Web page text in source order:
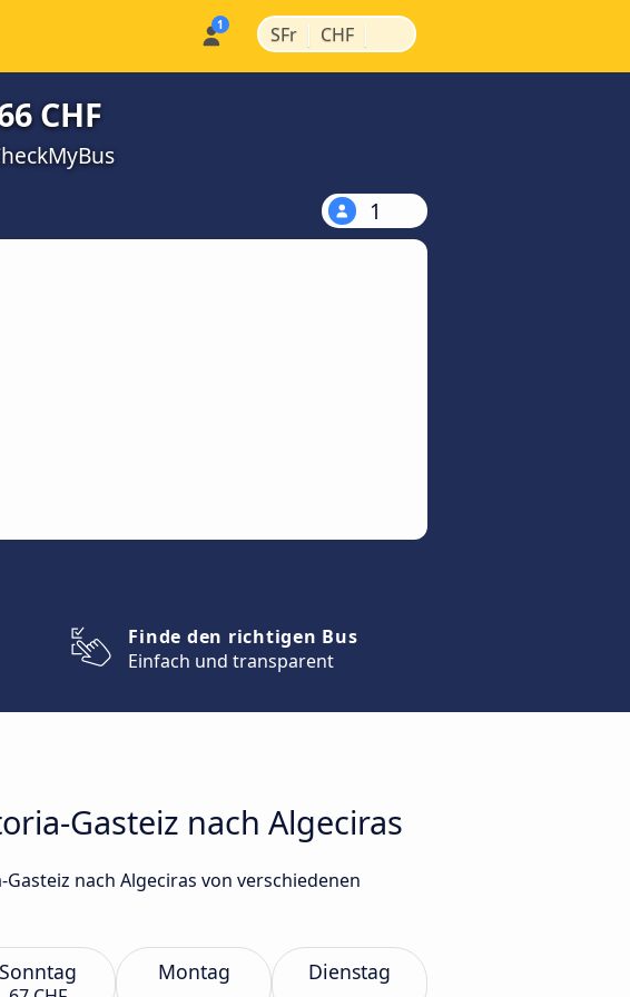
SFr | CHF |
CHF
1
Finde den richtigen Bus
Einfach und transparent
Gasteiz nach Algeciras
nach Algeciras von verschiedenen
Sonntag Montag Dienstag